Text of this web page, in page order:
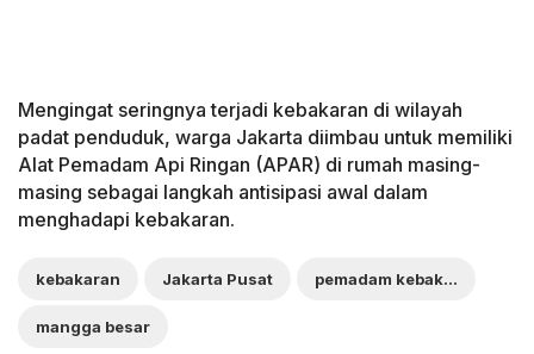
Mengingat seringnya terjadi kebakaran di wilayah
padat penduduk, warga Jakarta diimbau untuk memiliki
Alat Pemadam Api Ringan (APAR) di rumah masing-
masing sebagai langkah antisipasi awal dalam
menghadapi kebakaran.
kebakaran Jakarta Pusat pemadam kebakaran
mangga besar